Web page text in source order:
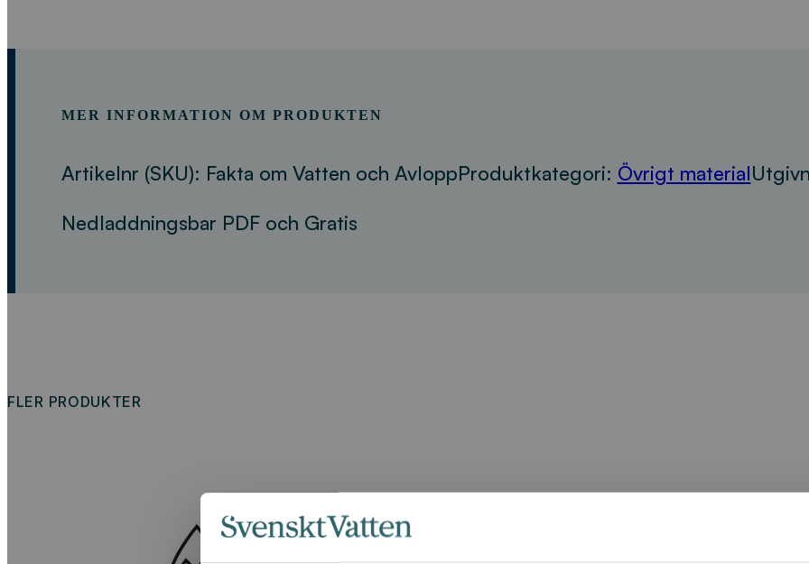
MER INFORMATION OM PRODUKTEN
Artikelnr (SKU): Fakta om Vatten och AvloppProduktkategori: Övrigt material
Nedladdningsbar PDF och Gratis
FLER PRODUKTER